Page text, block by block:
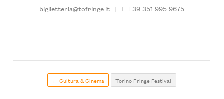
biglietteria@tofringe.it | T: +39 351 995 9675
← Cultura & Cinema Torino Fringe Festival